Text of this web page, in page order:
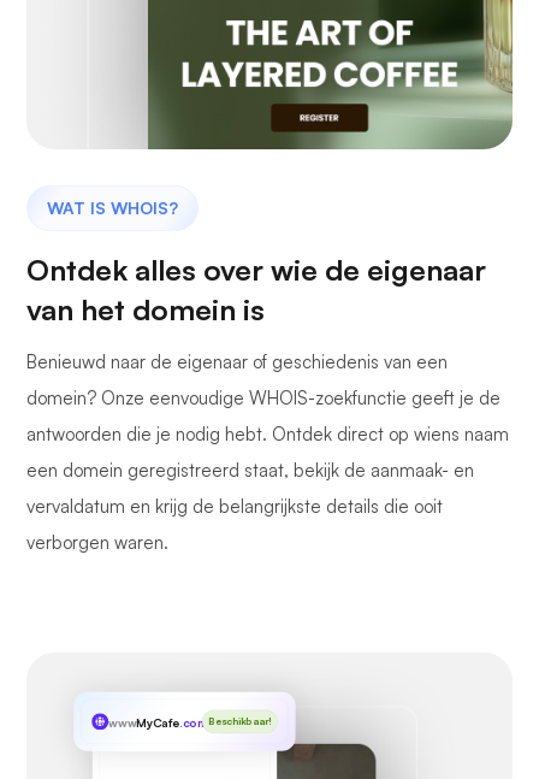
WAT IS WHOIS?
Ontdek alles over wie de eigenaar
van het domein is
Benieuwd naar de eigenaar of geschiedenis van een
domein? Onze eenvoudige WHOIS-zoekfunctie geeft je de
antwoorden die je nodig hebt. Ontdek direct op wiens naam
een domein geregistreerd staat, bekijk de aanmaak- en
vervaldatum en krijg de belangrijkste details die ooit
verborgen waren.
wwwMyCafe.com Beschikbaar!